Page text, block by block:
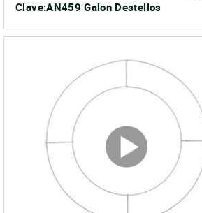
Clave:AN459 Galon Destellos